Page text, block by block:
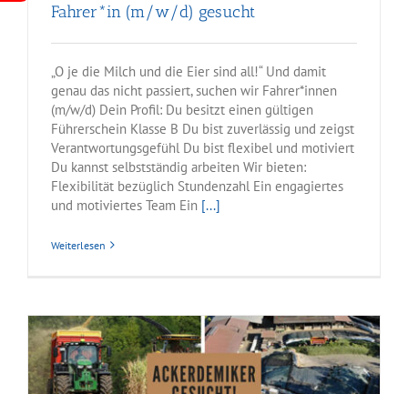
Fahrer*in (m/w/d) gesucht
„O je die Milch und die Eier sind all!“ Und damit
genau das nicht passiert, suchen wir Fahrer*innen
(m/w/d) Dein Profil: Du besitzt einen gültigen
Führerschein Klasse B Du bist zuverlässig und zeigst
Verantwortungsgefühl Du bist flexibel und motiviert
Du kannst selbstständig arbeiten Wir bieten:
Flexibilität bezüglich Stundenzahl Ein engagiertes
und motiviertes Team Ein [...]
Weiterlesen